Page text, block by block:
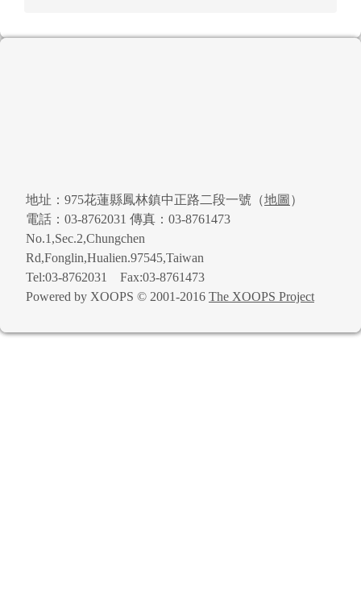
地址：975花蓮縣鳳林鎮中正路二段一號（地圖）
電話：03-8762031 傳真：03-8761473
No.1,Sec.2,Chungchen
Rd,Fonglin,Hualien.97545,Taiwan
Tel:03-8762031 Fax:03-8761473
Powered by XOOPS © 2001-2016 The XOOPS Project